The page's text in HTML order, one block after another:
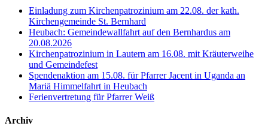
Einladung zum Kirchenpatrozinium am 22.08. der kath.
Kirchengemeinde St. Bernhard
Heubach: Gemeindewallfahrt auf den Bernhardus am
20.08.2026
Kirchenpatrozinium in Lautern am 16.08. mit Kräuterweihe
und Gemeindefest
Spendenaktion am 15.08. für Pfarrer Jacent in Uganda an
Mariä Himmelfahrt in Heubach
Ferienvertretung für Pfarrer Weiß
Archiv